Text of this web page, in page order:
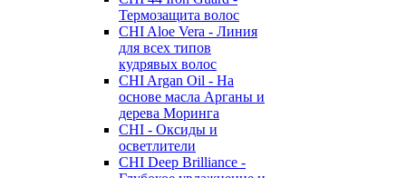
Термозащита волос
CHI Aloe Vera - Линия
для всех типов
кудрявых волос
CHI Argan Oil - На
основе масла Арганы и
дерева Моринга
CHI - Оксиды и
осветлители
CHI Deep Brilliance -